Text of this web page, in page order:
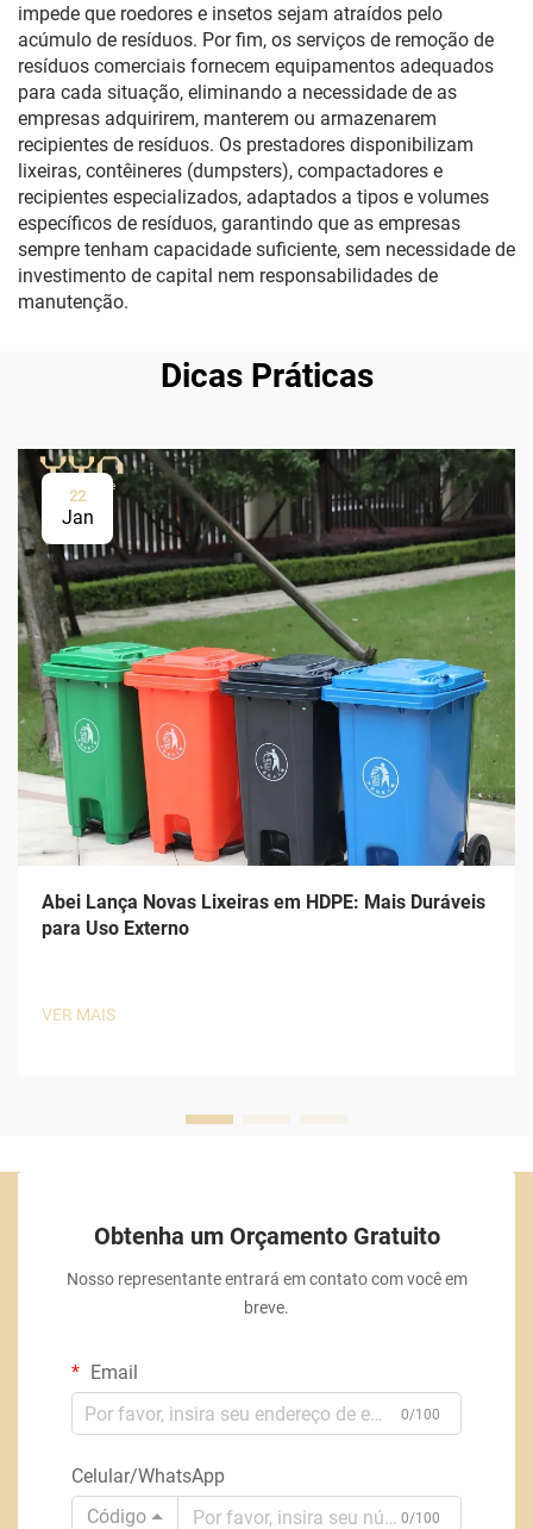
impede que roedores e insetos sejam atraídos pelo
acúmulo de resíduos. Por fim, os serviços de remoção de
resíduos comerciais fornecem equipamentos adequados
para cada situação, eliminando a necessidade de as
empresas adquirirem, manterem ou armazenarem
recipientes de resíduos. Os prestadores disponibilizam
lixeiras, contêineres (dumpsters), compactadores e
recipientes especializados, adaptados a tipos e volumes
específicos de resíduos, garantindo que as empresas
sempre tenham capacidade suficiente, sem necessidade de
investimento de capital nem responsabilidades de
manutenção.
Dicas Práticas
22
Jan
Abei Lança Novas Lixeiras em HDPE: Mais Duráveis
para Uso Externo
VER MAIS
Obtenha um Orçamento Gratuito
Nosso representante entrará em contato com você em
breve.
Email
0/100
Celular/WhatsApp
Código
0/100